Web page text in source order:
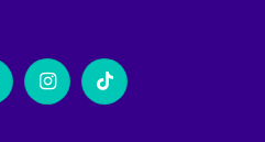
InstagramTikTok